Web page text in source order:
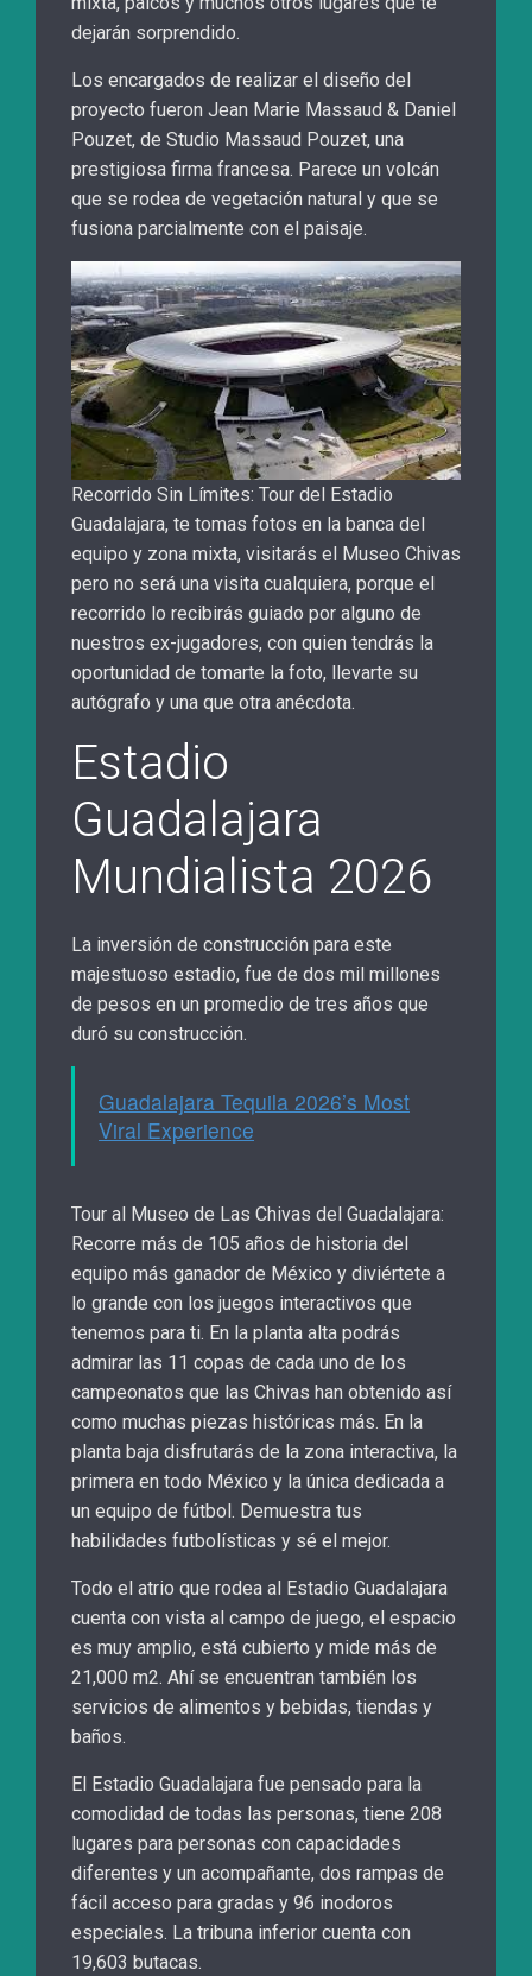
dejarán sorprendido.
Los encargados de realizar el diseño del
proyecto fueron Jean Marie Massaud & Daniel
Pouzet, de Studio Massaud Pouzet, una
prestigiosa firma francesa. Parece un volcán
que se rodea de vegetación natural y que se
fusiona parcialmente con el paisaje.
Recorrido Sin Límites: Tour del Estadio
Guadalajara, te tomas fotos en la banca del
equipo y zona mixta, visitarás el Museo Chivas
pero no será una visita cualquiera, porque el
recorrido lo recibirás guiado por alguno de
nuestros ex-jugadores, con quien tendrás la
oportunidad de tomarte la foto, llevarte su
autógrafo y una que otra anécdota.
Estadio
Guadalajara
Mundialista 2026
La inversión de construcción para este
majestuoso estadio, fue de dos mil millones
de pesos en un promedio de tres años que
duró su construcción.
Guadalajara Tequila 2026’s Most
Viral Experience
Tour al Museo de Las Chivas del Guadalajara:
Recorre más de 105 años de historia del
equipo más ganador de México y diviértete a
lo grande con los juegos interactivos que
tenemos para ti. En la planta alta podrás
admirar las 11 copas de cada uno de los
campeonatos que las Chivas han obtenido así
como muchas piezas históricas más. En la
planta baja disfrutarás de la zona interactiva, la
primera en todo México y la única dedicada a
un equipo de fútbol. Demuestra tus
habilidades futbolísticas y sé el mejor.
Todo el atrio que rodea al Estadio Guadalajara
cuenta con vista al campo de juego, el espacio
es muy amplio, está cubierto y mide más de
21,000 m2. Ahí se encuentran también los
servicios de alimentos y bebidas, tiendas y
baños.
El Estadio Guadalajara fue pensado para la
comodidad de todas las personas, tiene 208
lugares para personas con capacidades
diferentes y un acompañante, dos rampas de
fácil acceso para gradas y 96 inodoros
especiales. La tribuna inferior cuenta con
19,603 butacas.